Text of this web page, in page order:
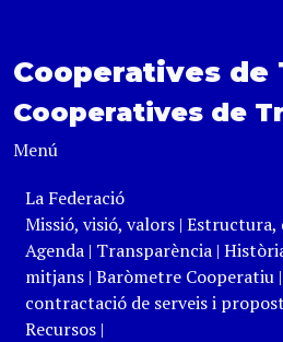
Cooperatives de
Cooperatives de
Menú
La Federació
Missió, visió, valors| Estructura,
Agenda | Transparència|
mitjans| Baròmetre Cooperatiu|
contractació de serveis i
Recursos|